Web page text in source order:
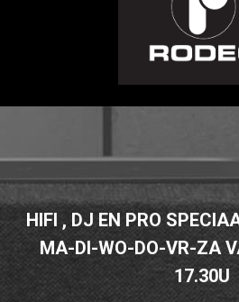
                                                OPENINGSUREN
HIFI , DJ EN PRO
MA-DI-WO-DO-VR-ZA
17.30U